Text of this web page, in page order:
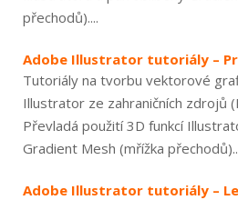
přechodů)....
Adobe Illustrator tutoriály –
Tutoriály na tvorbu vektorové
Illustrator ze zahraničních zdrojů
Převladá použití 3D funkcí
Gradient Mesh (mřížka
Adobe Illustrator tutoriály –